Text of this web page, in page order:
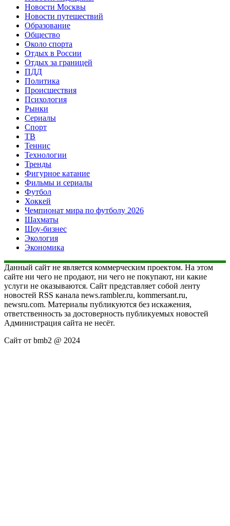
Новости Москвы
Новости путешествий
Образование
Общество
Около спорта
Отдых в России
Отдых за границей
ПДД
Политика
Происшествия
Психология
Рынки
Сериалы
Спорт
ТВ
Теннис
Технологии
Тренды
Фигурное катание
Фильмы и сериалы
Футбол
Хоккей
Чемпионат мира по футболу 2026
Шахматы
Шоу-бизнес
Экология
Экономика
Данный сайт не является коммерческим проектом. На этом
сайте ни чего не продают, ни чего не покупают, ни какие
услуги не оказываются. Сайт представляет собой ленту
новостей RSS канала news.rambler.ru, kommersant.ru,
newsru.com. Материалы публикуются без искажения,
ответственность за достоверность публикуемых новостей
Администрация сайта не несёт.
Сайт от bmb2 @ 2024